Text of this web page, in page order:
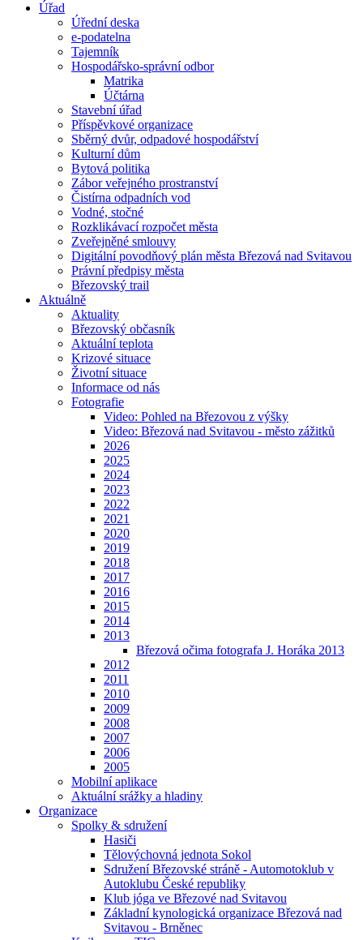
Úřad
Úřední deska
e-podatelna
Tajemník
Hospodářsko-správní odbor
Matrika
Účtárna
Stavební úřad
Příspěvkové organizace
Sběrný dvůr, odpadové hospodářství
Kulturní dům
Bytová politika
Zábor veřejného prostranství
Čistírna odpadních vod
Vodné, stočné
Rozklikávací rozpočet města
Zveřejněné smlouvy
Digitální povodňový plán města Březová nad Svitavou
Právní předpisy města
Březovský trail
Aktuálně
Aktuality
Březovský občasník
Aktuální teplota
Krizové situace
Životní situace
Informace od nás
Fotografie
Video: Pohled na Březovou z výšky
Video: Březová nad Svitavou - město zážitků
2026
2025
2024
2023
2022
2021
2020
2019
2018
2017
2016
2015
2014
2013
Březová očima fotografa J. Horáka 2013
2012
2011
2010
2009
2008
2007
2006
2005
Mobilní aplikace
Aktuální srážky a hladiny
Organizace
Spolky & sdružení
Hasiči
Tělovýchovná jednota Sokol
Sdružení Březovské stráně - Automotoklub v
Autoklubu České republiky
Klub jóga ve Březové nad Svitavou
Základní kynologická organizace Březová nad
Svitavou - Brněnec